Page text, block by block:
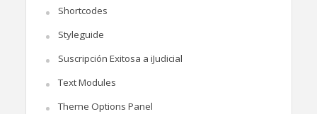
Shortcodes
Styleguide
Suscripción Exitosa a iJudicial
Text Modules
Theme Options Panel